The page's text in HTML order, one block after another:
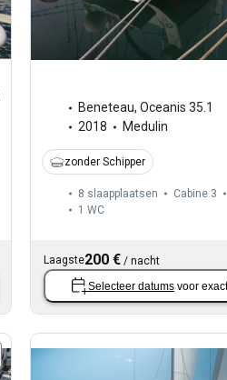
Beneteau, Oceanis 35.1
2018
Medulin
zonder Schipper
8 slaapplaatsen Cabine 3
1 WC
Laagste200 €/ nacht
Selecteer datums voor